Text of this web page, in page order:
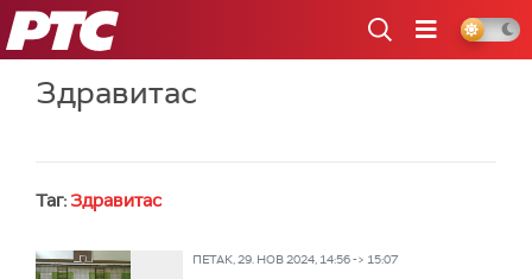
РТС
Здравитас
Таг: Здравитас
ПЕТАК, 29. НОВ 2024, 14:56 -> 15:07